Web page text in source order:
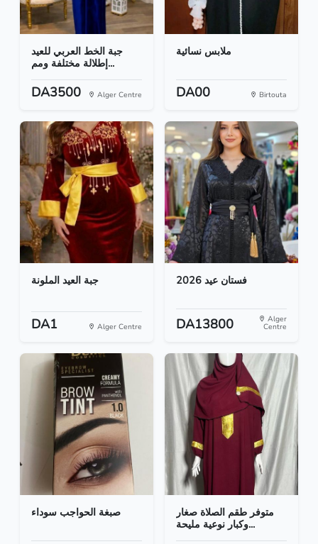
جبة الخط العربي للعيد
إطلالة مختلفة ومم...
DA3500 Alger Centre
ملابس نسائية
DA00 Birtouta
جبة العيد الملونة
DA1 Alger Centre
فستان عيد 2026
DA13800 Alger
Centre
صبغة الحواجب سوداء
متوفر طقم الصلاة صغار
وكبار نوعية مليحة...